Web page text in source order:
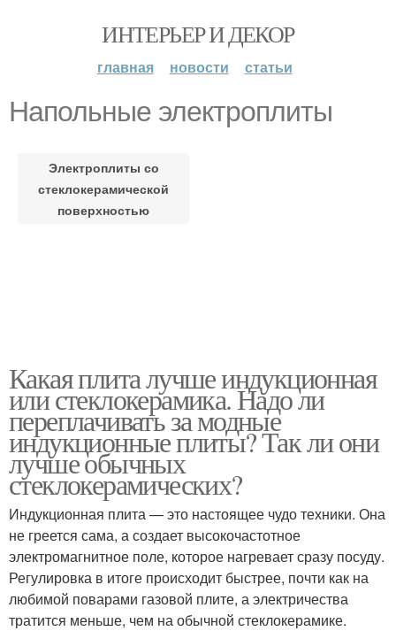
ИНТЕРЬЕР И ДЕКОР
главная новости статьи
Напольные электроплиты
Электроплиты со
стеклокерамической
поверхностью
Какая плита лучше индукционная
или стеклокерамика. Надо ли
переплачивать за модные
индукционные плиты? Так ли они
лучше обычных
стеклокерамических?
Индукционная плита — это настоящее чудо техники. Она
не греется сама, а создает высокочастотное
электромагнитное поле, которое нагревает сразу посуду.
Регулировка в итоге происходит быстрее, почти как на
любимой поварами газовой плите, а электричества
тратится меньше, чем на обычной стеклокерамике.